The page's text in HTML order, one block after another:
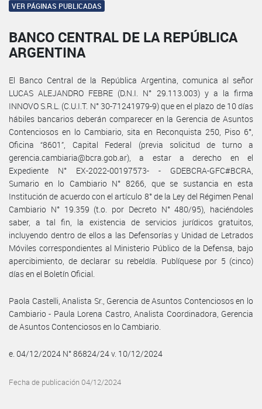
VER PÁGINAS PUBLICADAS
BANCO CENTRAL DE LA REPÚBLICA
ARGENTINA
El Banco Central de la República Argentina, comunica al señor
LUCAS ALEJANDRO FEBRE (D.N.I. N° 29.113.003) y a la firma
INNOVO S.R.L. (C.U.I.T. N° 30-71241979-9) que en el plazo de 10 días
hábiles bancarios deberán comparecer en la Gerencia de Asuntos
Contenciosos en lo Cambiario, sita en Reconquista 250, Piso 6°,
Oficina “8601”, Capital Federal (previa solicitud de turno a
gerencia.cambiaria@bcra.gob.ar), a estar a derecho en el
Expediente N° EX-2022-00197573- - GDEBCRA-GFC#BCRA,
Sumario en lo Cambiario N° 8266, que se sustancia en esta
Institución de acuerdo con el artículo 8° de la Ley del Régimen Penal
Cambiario N° 19.359 (t.o. por Decreto N° 480/95), haciéndoles
saber, a tal fin, la existencia de servicios jurídicos gratuitos,
incluyendo dentro de ellos a las Defensorías y Unidad de Letrados
Móviles correspondientes al Ministerio Público de la Defensa, bajo
apercibimiento, de declarar su rebeldía. Publíquese por 5 (cinco)
días en el Boletín Oficial.
Paola Castelli, Analista Sr., Gerencia de Asuntos Contenciosos en lo
Cambiario - Paula Lorena Castro, Analista Coordinadora, Gerencia
de Asuntos Contenciosos en lo Cambiario.
e. 04/12/2024 N° 86824/24 v. 10/12/2024
Fecha de publicación 04/12/2024